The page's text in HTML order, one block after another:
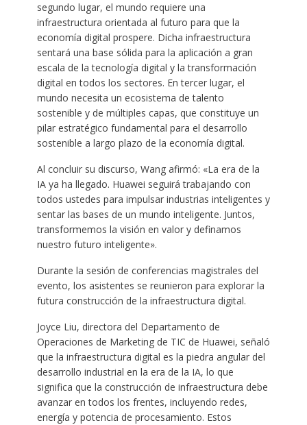
segundo lugar, el mundo requiere una
infraestructura orientada al futuro para que la
economía digital prospere. Dicha infraestructura
sentará una base sólida para la aplicación a gran
escala de la tecnología digital y la transformación
digital en todos los sectores. En tercer lugar, el
mundo necesita un ecosistema de talento
sostenible y de múltiples capas, que constituye un
pilar estratégico fundamental para el desarrollo
sostenible a largo plazo de la economía digital.
Al concluir su discurso, Wang afirmó: «La era de la
IA ya ha llegado. Huawei seguirá trabajando con
todos ustedes para impulsar industrias inteligentes y
sentar las bases de un mundo inteligente. Juntos,
transformemos la visión en valor y definamos
nuestro futuro inteligente».
Durante la sesión de conferencias magistrales del
evento, los asistentes se reunieron para explorar la
futura construcción de la infraestructura digital.
Joyce Liu, directora del Departamento de
Operaciones de Marketing de TIC de Huawei, señaló
que la infraestructura digital es la piedra angular del
desarrollo industrial en la era de la IA, lo que
significa que la construcción de infraestructura debe
avanzar en todos los frentes, incluyendo redes,
energía y potencia de procesamiento. Estos